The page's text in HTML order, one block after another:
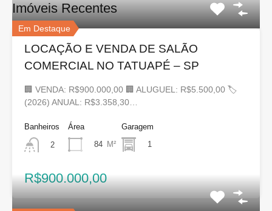
Imóveis Recentes
Em Destaque
LOCAÇÃO E VENDA DE SALÃO
COMERCIAL NO TATUAPÉ – SP
🏢 VENDA: R$900.000,00 🏢 ALUGUEL: R$5.500,00 🏷
(2026) ANUAL: R$3.358,30…
Banheiros
2
Área
84 M²
Garagem
1
R$900.000,00